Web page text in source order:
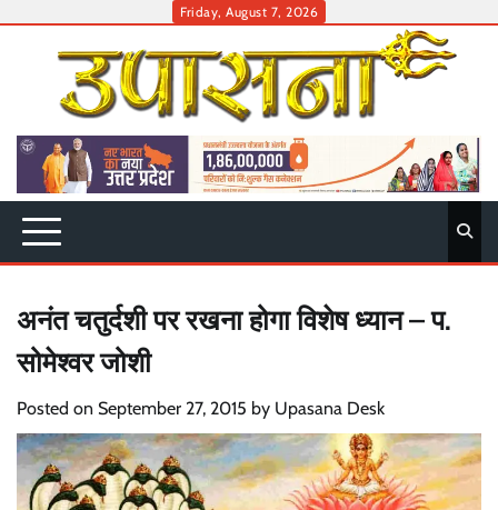
Friday, August 7, 2026
अनंत चतुर्दशी पर रखना होगा विशेष ध्यान – प.
सोमेश्वर जोशी
Posted on September 27, 2015 by Upasana Desk